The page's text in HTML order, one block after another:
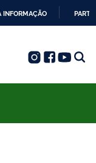
INFORMAÇÃO